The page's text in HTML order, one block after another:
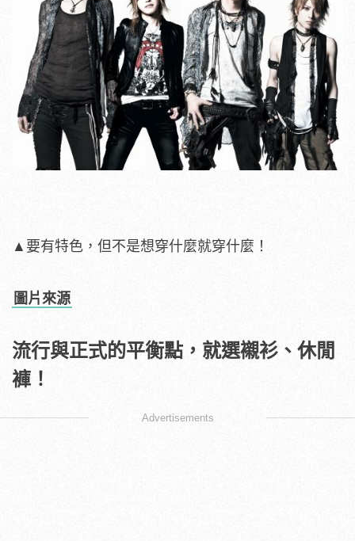
▲要有特色，但不是想穿什麼就穿什麼！
圖片來源
流行與正式的平衡點，就選襯衫、休閒
褲！
Advertisements